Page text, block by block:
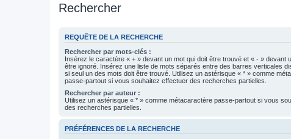
Rechercher
REQUÊTE DE LA RECHERCHE
Rechercher par mots-clés :
Insérez le caractère « + » devant un mot qui doit être trouvé et « - » devant
être ignoré. Insérez une liste de mots séparés entre des barres verticales
si seul un des mots doit être trouvé. Utilisez un astérisque « * » comme
passe-partout si vous souhaitez effectuer des recherches partielles.
Rechercher par auteur :
Utilisez un astérisque « * » comme métacaractère passe-partout si vous
des recherches partielles.
PRÉFÉRENCES DE LA RECHERCHE